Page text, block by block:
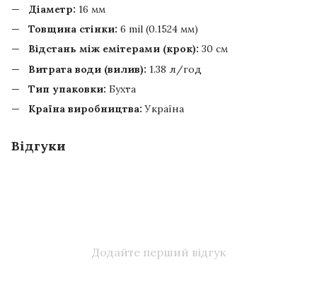
Діаметр: 16 мм
Товщина стінки: 6 mil (0.1524 мм)
Відстань між емітерами (крок): 30 см
Витрата води (вилив): 1.38 л/год
Тип упаковки: Бухта
Країна виробництва: Україна
Відгуки
Додайте перший відгук